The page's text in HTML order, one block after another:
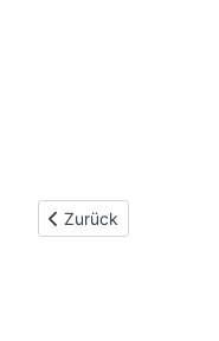
Vorheriger Beitrag:
Zurück